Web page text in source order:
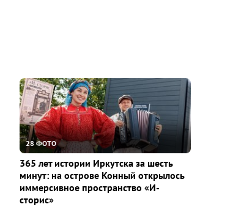
28 ФОТО
365 лет истории Иркутска за шесть
минут: на острове Конный открылось
иммерсивное пространство «И-
сторис»